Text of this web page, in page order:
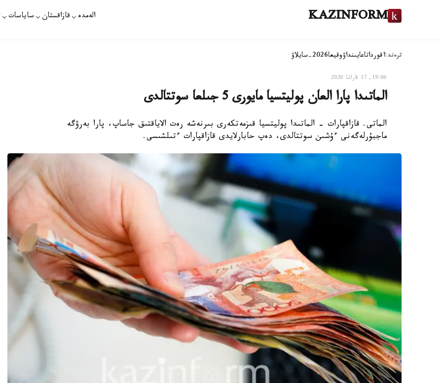
KAZINFORM الەمدە قازاقستان ساياسات
ترەند:اقورداتاعايىنداۋوقيعا2026-سايلاۋ
19:06, 17 قاراشا 2020
الماتىدا پارا العان پوليتسيا مايورى 5 جىلعا سوتتالدى
الماتى. قازاقپارات - الماتىدا پوليتسيا قىزمەتكەرى بىرنەشە رەت الاياقتىق جاساپ، پارا بەرۋگە
ماجبۇرلەگەنى ءۇشىن سوتتالدى، دەپ حابارلايدى قازاقپارات ءتىلشىسى.